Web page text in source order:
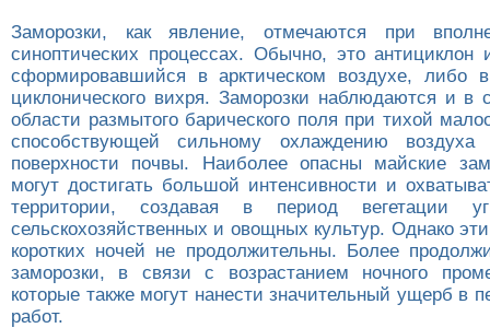
Заморозки, как явление, отмечаются при
синоптических процессах. Обычно, это антициклон
сформировавшийся в арктическом воздухе, либо
циклонического вихря. Заморозки наблюдаются и в
области размытого барического поля при тихой
способствующей сильному охлаждению воздуха
поверхности почвы. Наиболее опасны майские
могут достигать большой интенсивности и
территории, создавая в период вегетации
сельскохозяйственных и овощных культур. Однако
коротких ночей не продолжительны. Более
заморозки, в связи с возрастанием ночного
которые также могут нанести значительный ущерб в
работ.